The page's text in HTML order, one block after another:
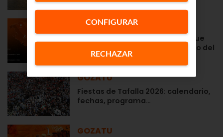
NOTAS DE PRENSA
Euskaltel prepara su red para que
sus clientes disfruten al máximo del
histórico eclipse solar
GOZATU
Fiestas de Tafalla 2026: calendario,
fechas, programa…
GOZATU
CONFIGURAR
RECHAZAR